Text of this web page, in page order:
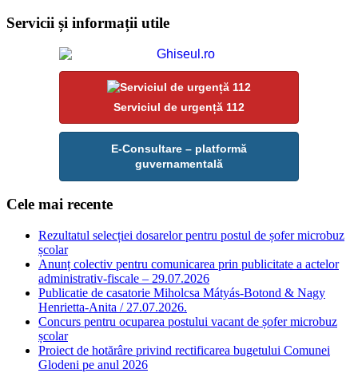
Servicii și informații utile
Serviciul de urgență 112
E-Consultare – platformă
guvernamentală
Cele mai recente
Rezultatul selecției dosarelor pentru postul de șofer microbuz
școlar
Anunț colectiv pentru comunicarea prin publicitate a actelor
administrativ-fiscale – 29.07.2026
Publicatie de casatorie Miholcsa Mátyás-Botond & Nagy
Henrietta-Anita / 27.07.2026.
Concurs pentru ocuparea postului vacant de șofer microbuz
școlar
Proiect de hotărâre privind rectificarea bugetului Comunei
Glodeni pe anul 2026